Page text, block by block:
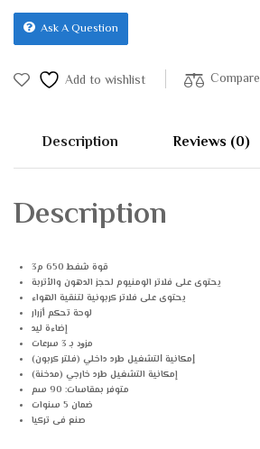
Ask A Question
Add to wishlist Compare
Description Reviews (0)
Description
قوة شفط 650 م3
يحتوى على فلاتر الومنيوم لحجز الدهون والأتربة
يحتوى على فلاتر كربونية لتنقية الهواء
ﻟﻮﺣﺔ تحكم أزرار
إضاءة ليد
ﻣﺰﻭﺩ بـ 3 سرعات
ﺇﻣﻜﺎﻧﻴﺔ ﺍﻟﺘﺸﻐﻴﻞ طرد داخلي (فلتر كربون)
إمكانية التشغيل طرد خارجي (مدخنة)
ﻣﺘﻮﻓﺮ ﺑﻤﻘﺎسات: 90 سم
ضمان 5 سنوات
ﺻﻨﻊ ﻓﻰ ﺗﺮﻛﻴﺎ